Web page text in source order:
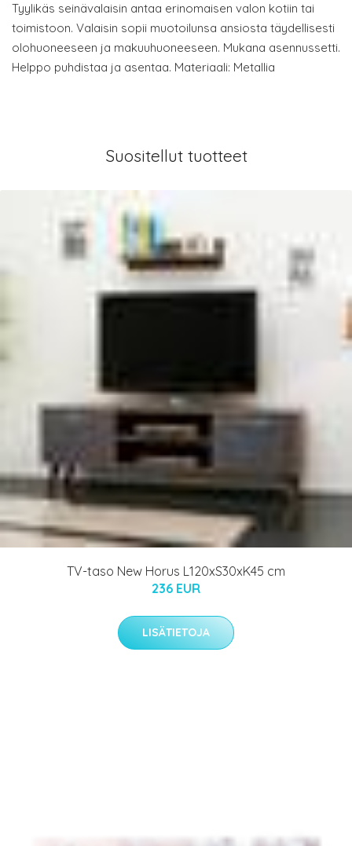
Tyylikäs seinävalaisin antaa erinomaisen valon kotiin tai
toimistoon. Valaisin sopii muotoilunsa ansiosta täydellisesti
olohuoneeseen ja makuuhuoneeseen. Mukana asennussetti.
Helppo puhdistaa ja asentaa. Materiaali: Metallia
Suositellut tuotteet
TV-taso New Horus L120xS30xK45 cm
236 EUR
LISÄTIETOJA